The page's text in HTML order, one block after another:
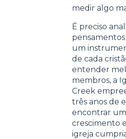
medir algo
É preciso
pensamentos
um
de cada
entender
membros, a
Creek
três anos de
encontrar
crescimento
igreja